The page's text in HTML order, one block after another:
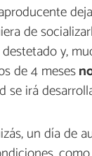
de
y,
de 4 meses
se irá
un día de